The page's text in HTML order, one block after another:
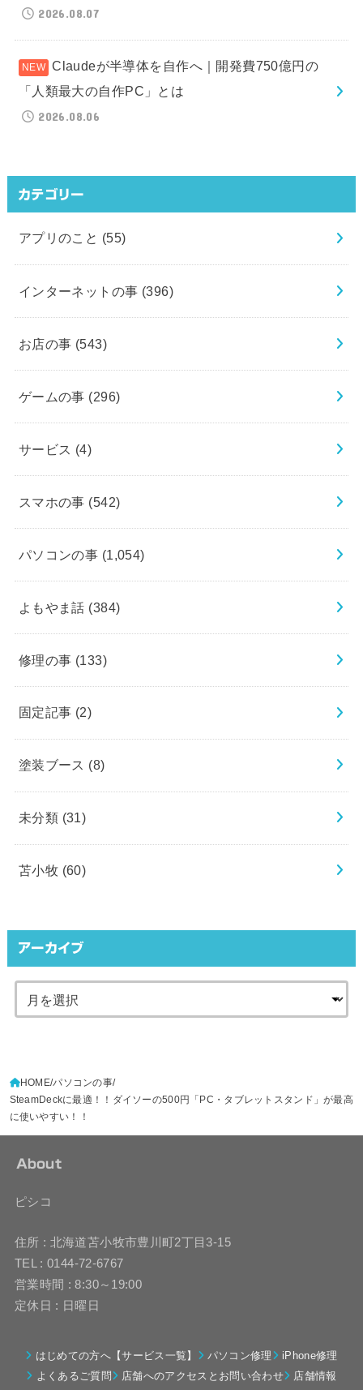
2026.08.07
Claudeが半導体を自作へ｜開発費750億円の
「人類最大の自作PC」とは
2026.08.06
カテゴリー
アプリのこと (55)
インターネットの事 (396)
お店の事 (543)
ゲームの事 (296)
サービス (4)
スマホの事 (542)
パソコンの事 (1,054)
よもやま話 (384)
修理の事 (133)
固定記事 (2)
塗装ブース (8)
未分類 (31)
苫小牧 (60)
アーカイブ
HOME パソコンの事
SteamDeckに最適！！ダイソーの500円「PC・タブレットスタンド」が最高
に使いやすい！！
About
ピシコ
住所 : 北海道苫小牧市豊川町2丁目3-15
TEL : 0144-72-6767
営業時間 : 8:30～19:00
定休日 : 日曜日
はじめての方へ【サービス一覧】 パソコン修理
iPhone修理
よくあるご質問
店舗へのアクセスとお問い合わせ
店舗情報